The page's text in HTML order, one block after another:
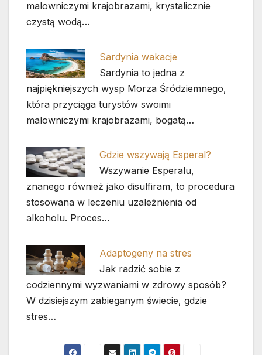
malowniczymi krajobrazami, krystalicznie
czystą wodą…
Sardynia wakacje
Sardynia to jedna z
najpiękniejszych wysp Morza Śródziemnego,
która przyciąga turystów swoimi
malowniczymi krajobrazami, bogatą…
Gdzie wszywają Esperal?
Wszywanie Esperalu,
znanego również jako disulfiram, to procedura
stosowana w leczeniu uzależnienia od
alkoholu. Proces…
Adaptogeny na stres
Jak radzić sobie z
codziennymi wyzwaniami w zdrowy sposób?
W dzisiejszym zabieganym świecie, gdzie
stres…